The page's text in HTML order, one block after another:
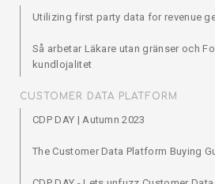
Utilizing first party data for revenue
Så arbetar Läkare utan gränser och
kundlojalitet
CUSTOMER DATA PLATFORM
CDP DAY | Autumn 2023
The Customer Data Platform Buying